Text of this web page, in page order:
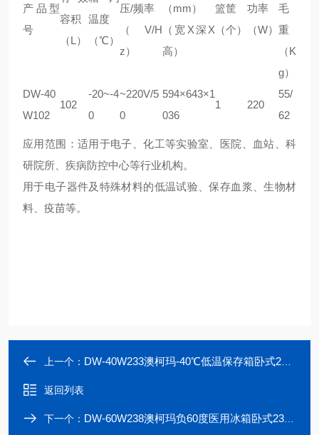
产品型
号
容积
（L）
温度
（℃）
压/频率
（V/H
z）
（mm）
（宽X深X
高）
篮筐
（个）
功率
（W）
毛
重
（K
g）
DW-40
W102
102
-20~-4
0
~220V/5
0
594×643×1
036
1 220
55/
62
应用范围：适用于电子、化工等实验室、医院、血站、科
研院所、疾病防控中心等行业机构。
用于电子器件及特殊材料的低温试验、保存血浆、生物材
料、疫苗等。
上一个： DW-40W233澳柯玛-40℃低温保存箱卧式233升
返回列表
下一个： DW-60W238澳柯玛负60度医用冰箱卧式238低温保存箱